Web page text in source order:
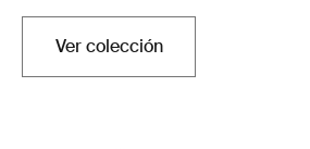
Ver colección